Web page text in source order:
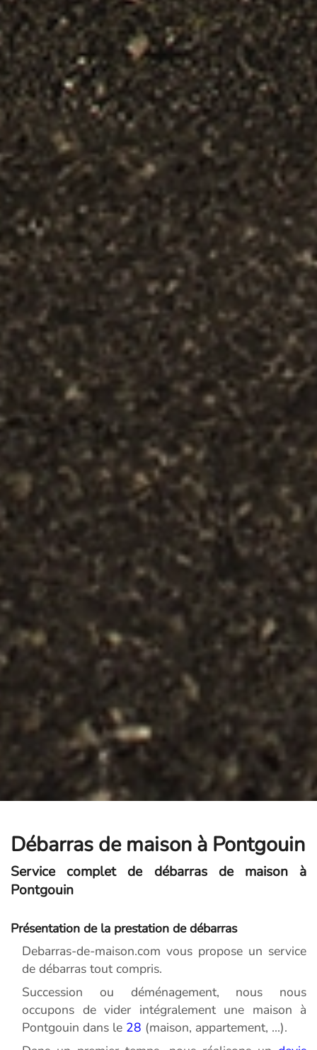
Débarras de maison à Pontgouin
Service complet de débarras de maison à
Pontgouin
Présentation de la prestation de débarras
Debarras-de-maison.com vous propose un service
de débarras tout compris.
Succession ou déménagement, nous nous
occupons de vider intégralement une maison à
Pontgouin dans le 28 (maison, appartement, ...).